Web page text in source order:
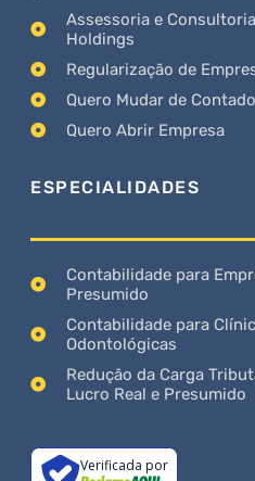
Assessoria e
Holdings
Regularização de
Quero Mudar de
Quero Abrir Empresa
ESPECIALIDADES
Contabilidade para
Presumido
Contabilidade para
Odontológicas
Redução da Carga
Lucro Real e Presumido
Verificada por